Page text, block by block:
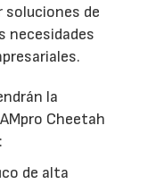
soluciones de
necesidades
la
Cheetah
de alta